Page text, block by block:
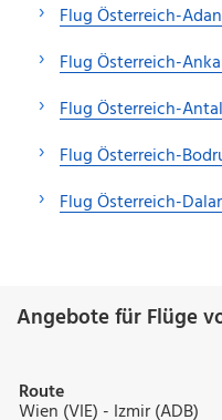
Flug Österreich-
Flug Österreich-
Flug Österreich-
Flug Österreich-
Flug Österreich-
Angebote für Flüge
Route
Wien (VIE) - Izmir (ADB)